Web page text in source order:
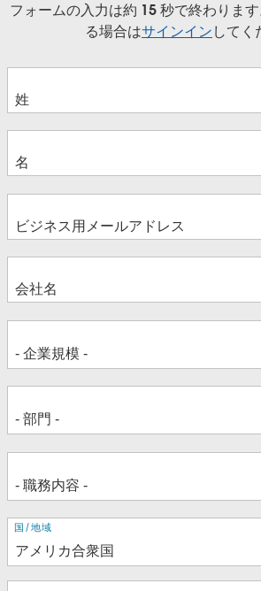
フォームの入力は約 15 秒で終わりま
る場合はサインインしてく
住
所
国/地域